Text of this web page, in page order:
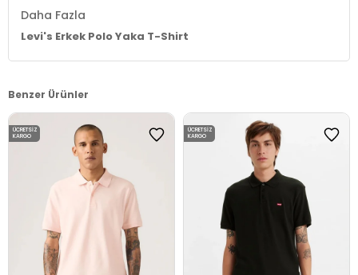
Daha Fazla
Levi's Erkek Polo Yaka T-Shirt
Benzer Ürünler
ÜCRETSIZ
KARGO
ÜCRETSIZ
KARGO